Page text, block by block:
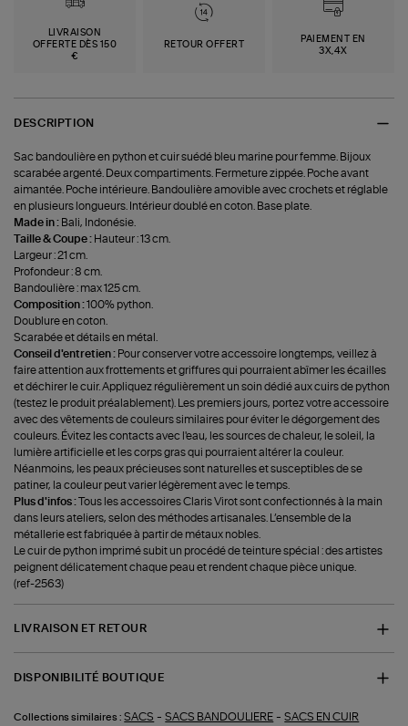
LIVRAISON
OFFERTE DÈS 150
€
RETOUR OFFERT
PAIEMENT EN
3X,4X
DESCRIPTION
Sac bandoulière en python et cuir suédé bleu marine pour femme. Bijoux
scarabée argenté. Deux compartiments. Fermeture zippée. Poche avant
aimantée. Poche intérieure. Bandoulière amovible avec crochets et réglable
en plusieurs longueurs. Intérieur doublé en coton. Base plate.
Made in : Bali, Indonésie.
Taille & Coupe : Hauteur : 13 cm.
Largeur : 21 cm.
Profondeur : 8 cm.
Bandoulière : max 125 cm.
Composition :100% python.
Doublure en coton.
Scarabée et détails en métal.
Conseil d'entretien : Pour conserver votre accessoire longtemps, veillez à
faire attention aux frottements et griffures qui pourraient abîmer les écailles
et déchirer le cuir. Appliquez régulièrement un soin dédié aux cuirs de python
(testez le produit préalablement). Les premiers jours, portez votre accessoire
avec des vêtements de couleurs similaires pour éviter le dégorgement des
couleurs. Évitez les contacts avec l'eau, les sources de chaleur, le soleil, la
lumière artificielle et les corps gras qui pourraient altérer la couleur.
Néanmoins, les peaux précieuses sont naturelles et susceptibles de se
patiner, la couleur peut varier légèrement avec le temps.
Plus d'infos :Tous les accessoires Claris Virot sont confectionnés à la main
dans leurs ateliers, selon des méthodes artisanales. L’ensemble de la
métallerie est fabriquée à partir de métaux nobles.
Le cuir de python imprimé subit un procédé de teinture spécial : des artistes
peignent délicatement chaque peau et rendent chaque pièce unique.
(ref-2563)
LIVRAISON ET RETOUR
DISPONIBILITÉ BOUTIQUE
Collections similaires : SACS -SACS BANDOULIERE -SACS EN CUIR